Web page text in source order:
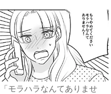
「モラハラなんてありませ